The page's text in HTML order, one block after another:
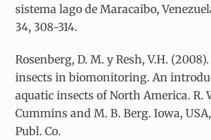
sistema lago de Maracaibo,
34, 308-314.
Rosenberg, D. M. y Resh, V.H.
insects in biomonitoring. An
aquatic insects of North America. R.
Cummins and M. B. Berg. Iowa,
Publ. Co.